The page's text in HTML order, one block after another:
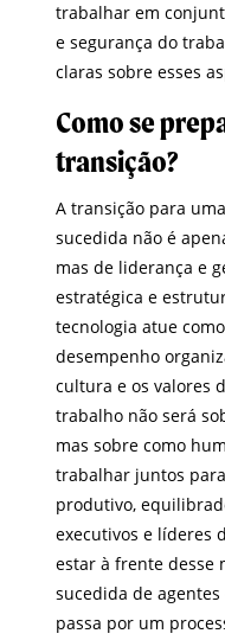
trabalhar em
e segurança do
claras sobre esses
Como se
transição?
A transição para
sucedida não é
mas de liderança e
estratégica e
tecnologia atue
desempenho
cultura e os valores
trabalho não será
mas sobre como
trabalhar juntos
produtivo,
executivos e líderes
estar à frente desse
sucedida de
passa por um